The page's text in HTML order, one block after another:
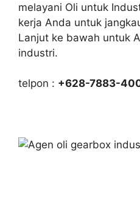
melayani Oli untuk
kerja Anda untuk
Lanjut ke bawah untuk
industri.
telpon : +628-7883-